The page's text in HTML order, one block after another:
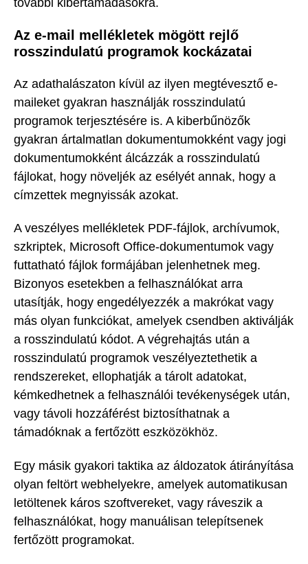
Az e-mail mellékletek mögött rejlő
rosszindulatú programok kockázatai
Az adathalászaton kívül az ilyen megtévesztő e-
maileket gyakran használják rosszindulatú
programok terjesztésére is. A kiberbűnözők
gyakran ártalmatlan dokumentumokként vagy jogi
dokumentumokként álcázzák a rosszindulatú
fájlokat, hogy növeljék az esélyét annak, hogy a
címzettek megnyissák azokat.
A veszélyes mellékletek PDF-fájlok, archívumok,
szkriptek, Microsoft Office-dokumentumok vagy
futtatható fájlok formájában jelenhetnek meg.
Bizonyos esetekben a felhasználókat arra
utasítják, hogy engedélyezzék a makrókat vagy
más olyan funkciókat, amelyek csendben aktiválják
a rosszindulatú kódot. A végrehajtás után a
rosszindulatú programok veszélyeztethetik a
rendszereket, ellophatják a tárolt adatokat,
kémkedhetnek a felhasználói tevékenységek után,
vagy távoli hozzáférést biztosíthatnak a
támadóknak a fertőzött eszközökhöz.
Egy másik gyakori taktika az áldozatok átirányítása
olyan feltört webhelyekre, amelyek automatikusan
letöltenek káros szoftvereket, vagy ráveszik a
felhasználókat, hogy manuálisan telepítsenek
fertőzött programokat.